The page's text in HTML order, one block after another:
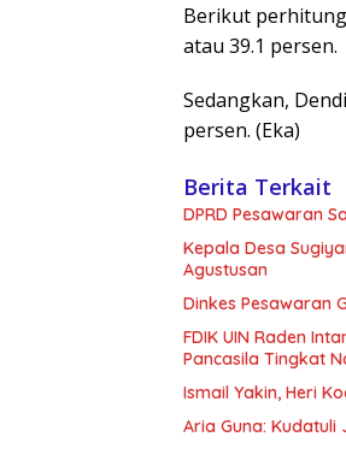
Berikut
atau 39.1 persen.
Sedangkan,
persen. (Eka)
Berita Terkait
DPRD Pesawaran
Kepala Desa
Agustusan
Dinkes Pesawaran
FDIK UIN Raden
Pancasila Tingkat
Ismail Yakin, Heri
Aria Guna: Kudatuli